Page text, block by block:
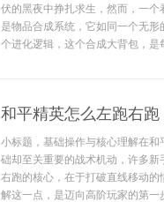
伏的黑夜中挣扎求生，然而，一
是物品合成系统，它如同一个无
个进化逻辑，这个合成大背包，
和平精英怎么左跑右
小标题，基础操作与核心理解在
础却至关重要的战术机动，许多
右跑的核心，在于打破直线移动
解这一点，是迈向高阶玩家的第一